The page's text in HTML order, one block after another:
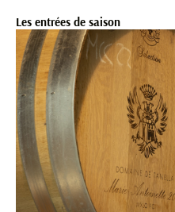
Les entrées de saison